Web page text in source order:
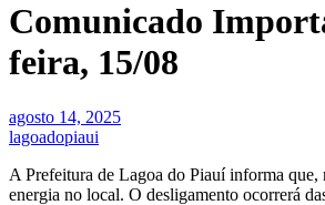
Comunicado
feira, 15/08
agosto 14, 2025
lagoadopiaui
A Prefeitura de Lagoa do Piauí informa que,
energia no local. O desligamento ocorrerá